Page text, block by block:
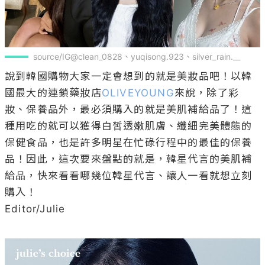
source/IG@clean_0828、yuqisong.923、silver_rain.__
說到韓國購物大家一定會想到的就是美妝品吧！以韓
國最大的連鎖藥妝店OLIVEYOUNG來說，除了彩
妝、保養品外，最必須購入的就是美肌補給品了！這
種用吃的就可以獲得白皙透嫩肌膚、纖細完美體態的
保健食品，也是許多明星在忙碌行程中的最佳的保養
品！因此，這次要來盤點的就是，韓星代言的美肌補
給品，快來看看哪幾位韓星代言、讓人一看就想立刻
購入！
Editor/Julie